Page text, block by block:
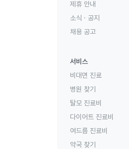
제휴 안내
소식 · 공지
채용 공고
서비스
비대면 진료
병원 찾기
탈모 진료비
다이어트 진료비
여드름 진료비
약국 찾기